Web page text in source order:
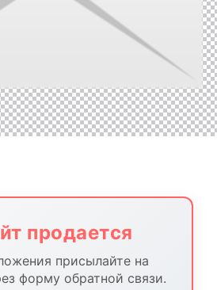
продается
присылайте на
форму обратной связи.